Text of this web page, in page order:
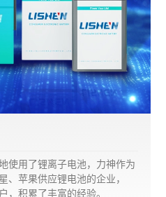
使用了锂离子电池，力神作为
、苹果供应锂电池的企业，
，积累了丰富的经验。